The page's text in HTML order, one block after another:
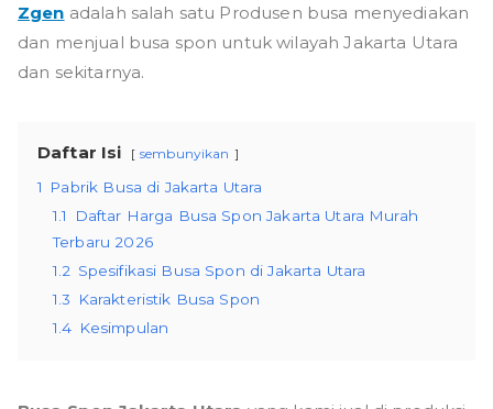
Zgen adalah salah satu Produsen busa menyediakan
dan menjual busa spon untuk wilayah Jakarta Utara
dan sekitarnya.
Daftar Isi sembunyikan
1
Pabrik Busa di Jakarta Utara
1.1
Daftar Harga Busa Spon Jakarta Utara Murah
Terbaru 2026
1.2 Spesifikasi Busa Spon di Jakarta Utara
1.3
Karakteristik Busa Spon
1.4 Kesimpulan